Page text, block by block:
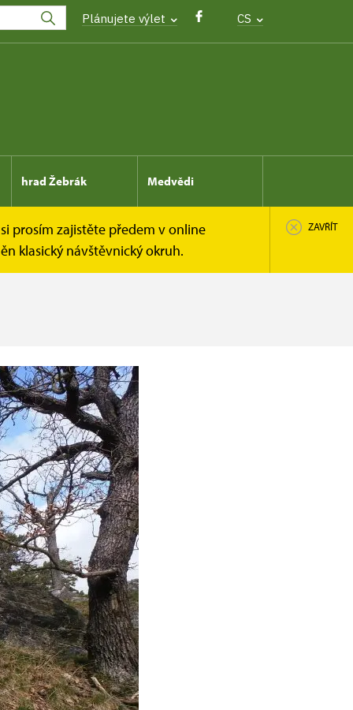
Plánujete výlet CS
hrad Žebrák Medvědi
prosím zajistěte předem v online
klasický návštěvnický okruh.
ZAVŘÍT